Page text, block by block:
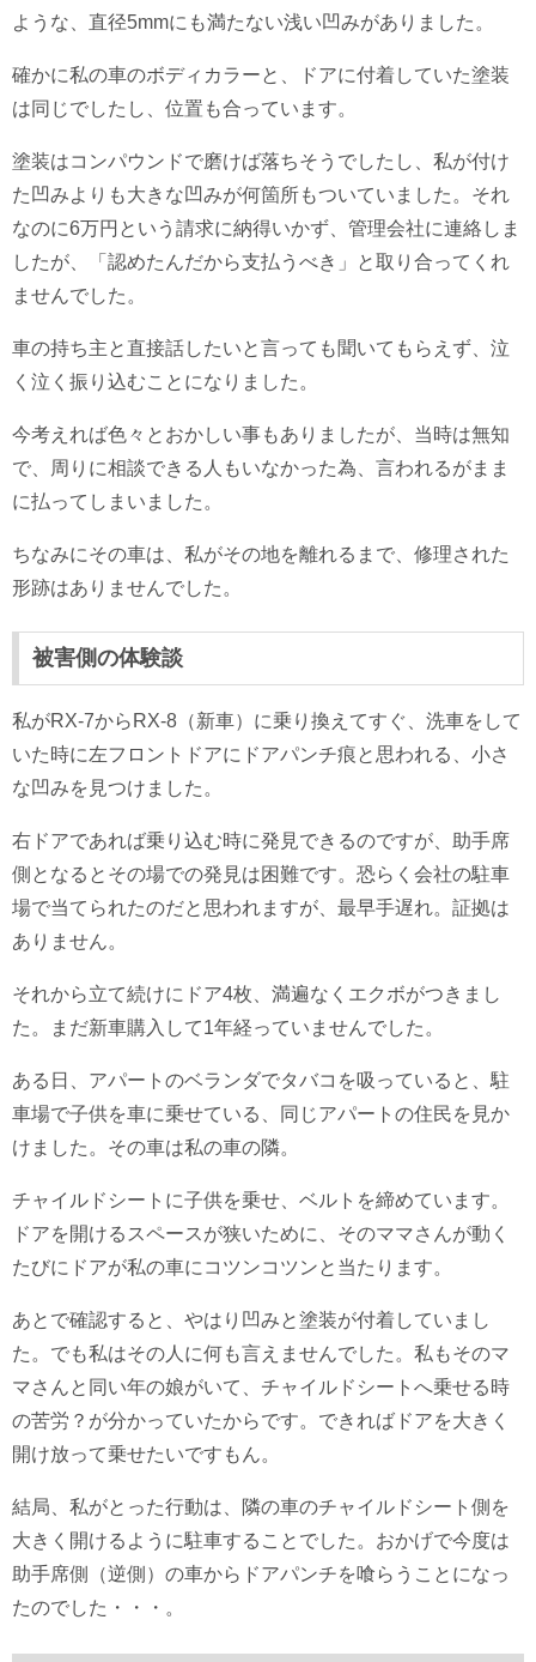
ような、直径5mmにも満たない浅い凹みがありました。
確かに私の車のボディカラーと、ドアに付着していた塗装
は同じでしたし、位置も合っています。
塗装はコンパウンドで磨けば落ちそうでしたし、私が付け
た凹みよりも大きな凹みが何箇所もついていました。それ
なのに6万円という請求に納得いかず、管理会社に連絡しま
したが、「認めたんだから支払うべき」と取り合ってくれ
ませんでした。
車の持ち主と直接話したいと言っても聞いてもらえず、泣
く泣く振り込むことになりました。
今考えれば色々とおかしい事もありましたが、当時は無知
で、周りに相談できる人もいなかった為、言われるがまま
に払ってしまいました。
ちなみにその車は、私がその地を離れるまで、修理された
形跡はありませんでした。
被害側の体験談
私がRX-7からRX-8（新車）に乗り換えてすぐ、洗車をして
いた時に左フロントドアにドアパンチ痕と思われる、小さ
な凹みを見つけました。
右ドアであれば乗り込む時に発見できるのですが、助手席
側となるとその場での発見は困難です。恐らく会社の駐車
場で当てられたのだと思われますが、最早手遅れ。証拠は
ありません。
それから立て続けにドア4枚、満遍なくエクボがつきまし
た。まだ新車購入して1年経っていませんでした。
ある日、アパートのベランダでタバコを吸っていると、駐
車場で子供を車に乗せている、同じアパートの住民を見か
けました。その車は私の車の隣。
チャイルドシートに子供を乗せ、ベルトを締めています。
ドアを開けるスペースが狭いために、そのママさんが動く
たびにドアが私の車にコツンコツンと当たります。
あとで確認すると、やはり凹みと塗装が付着していまし
た。でも私はその人に何も言えませんでした。私もそのマ
マさんと同い年の娘がいて、チャイルドシートへ乗せる時
の苦労？が分かっていたからです。できればドアを大きく
開け放って乗せたいですもん。
結局、私がとった行動は、隣の車のチャイルドシート側を
大きく開けるように駐車することでした。おかげで今度は
助手席側（逆側）の車からドアパンチを喰らうことになっ
たのでした・・・。